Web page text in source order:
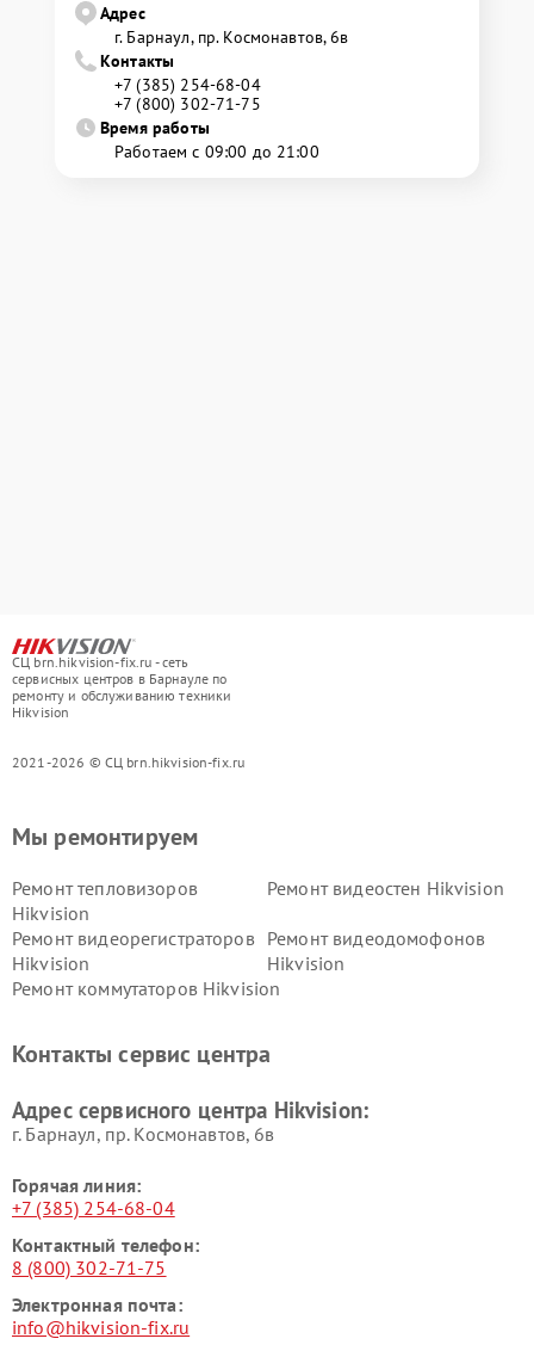
Адрес
г. Барнаул, ​пр. Космонавтов, 6в
Контакты
+7 (385) 254-68-04
+7 (800) 302-71-75
Время работы
Работаем с 09:00 до 21:00
СЦ brn.hikvision-fix.ru - сеть
сервисных центров в Барнауле по
ремонту и обслуживанию техники
Hikvision
2021-2026 © СЦ brn.hikvision-fix.ru
Мы ремонтируем
Ремонт тепловизоров
Hikvision
Ремонт видеостен Hikvision
Ремонт видеорегистраторов
Hikvision
Ремонт видеодомофонов
Hikvision
Ремонт коммутаторов Hikvision
Контакты сервис центра
Адрес сервисного центра Hikvision:
г. Барнаул, ​пр. Космонавтов, 6в
Горячая линия:
+7 (385) 254-68-04
Контактный телефон:
8 (800) 302-71-75
Электронная почта:
info@hikvision-fix.ru